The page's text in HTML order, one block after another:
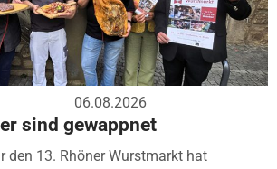
06.08.2026
sind gewappnet
den 13. Rhöner Wurstmarkt hat